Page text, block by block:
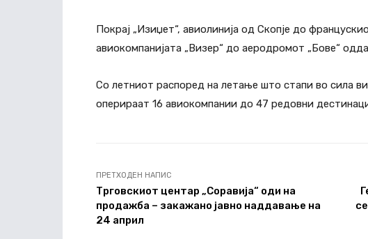
Покрај „Изиџет“, авиолинија од Скопје до
авиокомпанијата „Визер“ до аеродромот „Бове“
Со летниот распоред на летање што стапи во сила
оперираат 16 авиокомпании до 47 редовни
ПРЕТХОДЕН НАПИС
Трговскиот центар „Соравија“ оди на
продажба – закажано јавно наддавање на
24 април